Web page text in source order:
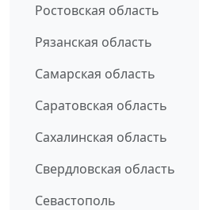
Ростовская область
Рязанская область
Самарская область
Саратовская область
Сахалинская область
Свердловская область
Севастополь